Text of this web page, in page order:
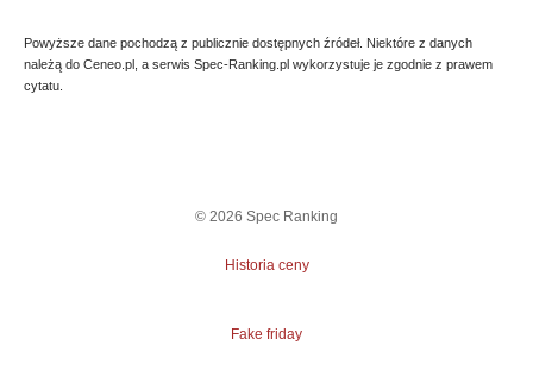
Powyższe dane pochodzą z publicznie dostępnych źródeł. Niektóre z danych
należą do Ceneo.pl, a serwis Spec-Ranking.pl wykorzystuje je zgodnie z prawem
cytatu.
© 2026 Spec Ranking
Historia ceny
Fake friday